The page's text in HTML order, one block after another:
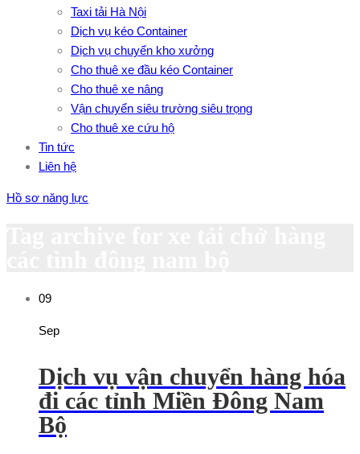
Taxi tải Hà Nội
Dịch vụ kéo Container
Dịch vụ chuyển kho xưởng
Cho thuê xe đầu kéo Container
Cho thuê xe nâng
Vận chuyển siêu trường siêu trọng
Cho thuê xe cứu hộ
Tin tức
Liên hệ
Hồ sơ năng lực
09
Sep
Dịch vụ vận chuyển hàng hóa
đi các tỉnh Miền Đông Nam
Bộ